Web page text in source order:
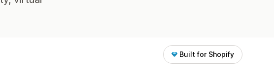
Built for Shopify